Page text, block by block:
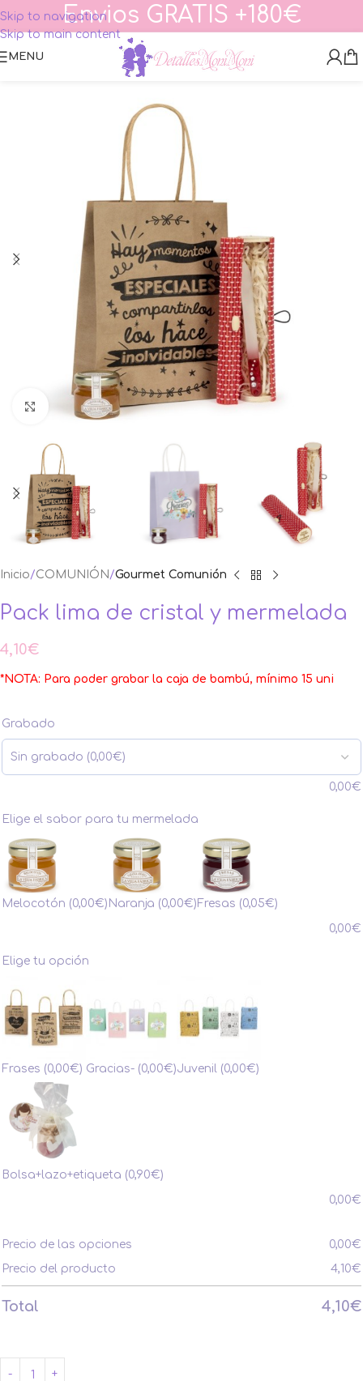
Skip to navigation
Skip to main content
Envios GRATIS +180€
MENU
Ampliar foto
Inicio COMUNIÓN Gourmet Comunión
Pack lima de cristal y mermelada
4,10€
*NOTA: Para poder grabar la caja de bambú, mínimo 15 uni
Grabado
0,00€
Elige el sabor para tu mermelada
Melocotón (0,00€) Naranja (0,00€) Fresas (0,05€)
0,00€
Elige tu opción
Frases (0,00€) Gracias- (0,00€)Juvenil (0,00€)
Bolsa+lazo+etiqueta (0,90€)
0,00€
Precio de las opciones 0,00€
Precio del producto
4,10€
Total 4,10€